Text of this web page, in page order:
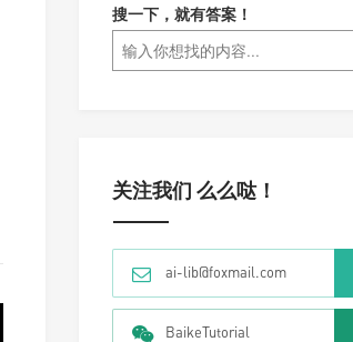
搜一下，就有答案！
关注我们 么么哒！
ai-lib@foxmail.com
BaikeTutorial